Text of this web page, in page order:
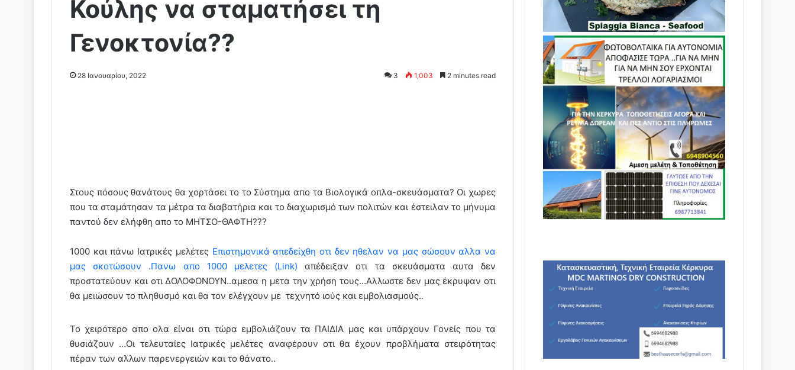
Κούλης να σταματήσει τη
Γενοκτονία??
28 Ιανουαρίου, 2022 3 1,003 2 minutes read
Στους πόσους θανάτους θα χορτάσει το το Σύστημα απο τα Βιολογικά οπλα-σκευάσματα? Οι χωρες
που τα σταμάτησαν τα μέτρα τα διαβατήρια και το διαχωρισμό των πολιτών και έστειλαν το μήνυμα
παντού δεν ελήφθη απο το ΜΗΤΣΟ-ΘΑΦΤΗ???
1000 και πάνω Ιατρικές μελέτες Eπιστημονικά απεδείχθη οτι δεν ηθελαν να μας σώσουν αλλα να
μας σκοτώσουν .Πανω απο 1000 μελετες (Link)απέδειξαν οτι τα σκευάσματα αυτα δεν
προστατεύουν και οτι ΔΟΛΟΦΟΝΟΥΝ..αμεσα η μετα την χρήση τους…Αλλωστε δεν μας έκρυψαν οτι
θα μειώσουν το πληθυσμό και θα τον ελέγχουν με τεχνητό ιούς και εμβολιασμούς..
Το χειρότερο απο ολα είναι οτι τώρα εμβολιάζουν τα ΠΑΙΔΙΑ μας και υπάρχουν Γονείς που τα
θυσιάζουν …Οι τελευταίες Ιατρικές μελέτες αναφέρουν οτι θα έχουν προβλήματα στειρότητας
πέραν των αλλων παρενεργειών και το θάνατο..